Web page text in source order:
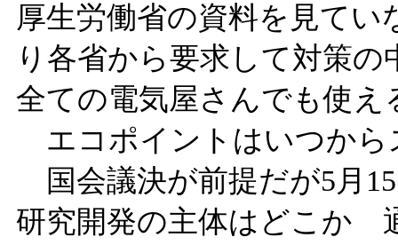
厚生労働省の資料を見て
り各省から要求して対策の
全ての電気屋さんでも使え
エコポイントはいつから
国会議決が前提だが5月
研究開発の主体はどこか